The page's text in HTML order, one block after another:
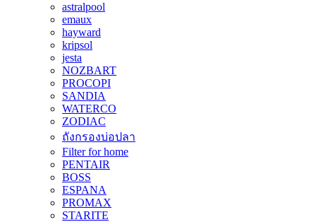
astralpool
emaux
hayward
kripsol
jesta
NOZBART
PROCOPI
SANDIA
WATERCO
ZODIAC
ถังกรองบ่อปลา
Filter for home
PENTAIR
BOSS
ESPANA
PROMAX
STARITE